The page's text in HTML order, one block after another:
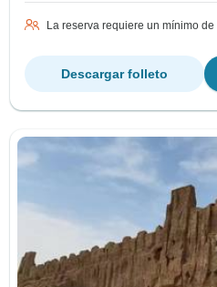
La reserva requiere un mínimo
Descargar folleto